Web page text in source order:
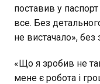
поставив у
все. Без
не вистачало», без
«Що я зробив не
мене є робота і